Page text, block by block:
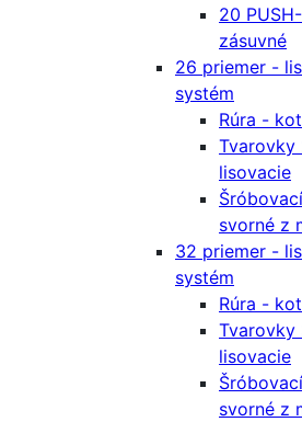
20
zásuvné
26 priemer -
systém
Rúra -
Tvarovky
lisovacie
svorné z
32 priemer -
systém
Rúra -
Tvarovky
lisovacie
svorné z